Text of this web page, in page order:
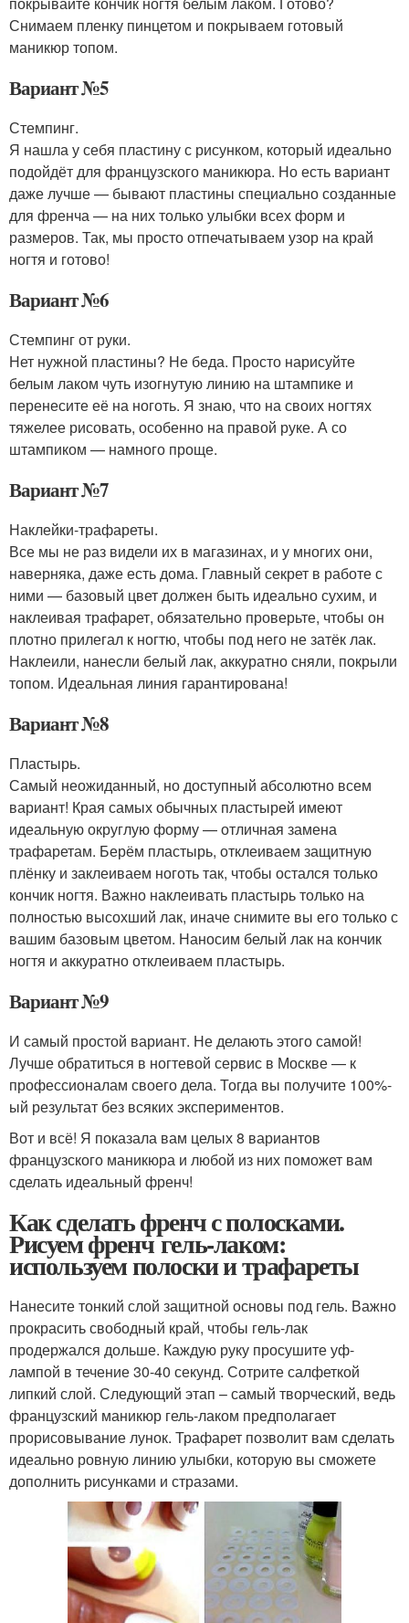
Снимаем пленку пинцетом и покрываем готовый
маникюр топом.
Вариант №5
Стемпинг.
Я нашла у себя пластину с рисунком, который идеально
подойдёт для французского маникюра. Но есть вариант
даже лучше — бывают пластины специально созданные
для френча — на них только улыбки всех форм и
размеров. Так, мы просто отпечатываем узор на край
ногтя и готово!
Вариант №6
Стемпинг от руки.
Нет нужной пластины? Не беда. Просто нарисуйте
белым лаком чуть изогнутую линию на штампике и
перенесите её на ноготь. Я знаю, что на своих ногтях
тяжелее рисовать, особенно на правой руке. А со
штампиком — намного проще.
Вариант №7
Наклейки-трафареты.
Все мы не раз видели их в магазинах, и у многих они,
наверняка, даже есть дома. Главный секрет в работе с
ними — базовый цвет должен быть идеально сухим, и
наклеивая трафарет, обязательно проверьте, чтобы он
плотно прилегал к ногтю, чтобы под него не затёк лак.
Наклеили, нанесли белый лак, аккуратно сняли, покрыли
топом. Идеальная линия гарантирована!
Вариант №8
Пластырь.
Самый неожиданный, но доступный абсолютно всем
вариант! Края самых обычных пластырей имеют
идеальную округлую форму — отличная замена
трафаретам. Берём пластырь, отклеиваем защитную
плёнку и заклеиваем ноготь так, чтобы остался только
кончик ногтя. Важно наклеивать пластырь только на
полностью высохший лак, иначе снимите вы его только с
вашим базовым цветом. Наносим белый лак на кончик
ногтя и аккуратно отклеиваем пластырь.
Вариант №9
И самый простой вариант. Не делають этого самой!
Лучше обратиться в ногтевой сервис в Москве — к
профессионалам своего дела. Тогда вы получите 100%-
ый результат без всяких экспериментов.
Вот и всё! Я показала вам целых 8 вариантов
французского маникюра и любой из них поможет вам
сделать идеальный френч!
Как сделать френч с полосками.
Рисуем френч гель-лаком:
используем полоски и трафареты
Нанесите тонкий слой защитной основы под гель. Важно
прокрасить свободный край, чтобы гель-лак
продержался дольше. Каждую руку просушите уф-
лампой в течение 30-40 секунд. Сотрите салфеткой
липкий слой. Следующий этап – самый творческий, ведь
французский маникюр гель-лаком предполагает
прорисовывание лунок. Трафарет позволит вам сделать
идеально ровную линию улыбки, которую вы сможете
дополнить рисунками и стразами.